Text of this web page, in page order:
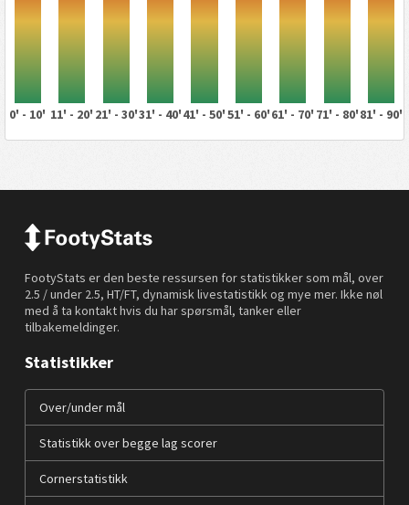
0' - 10' 11' - 20' 21' - 30'31' - 40'41' - 50'51' - 60'61' - 70' 71' - 80'81' - 90'
FootyStats er den beste ressursen for statistikker som mål, over
2.5 / under 2.5, HT/FT, dynamisk livestatistikk og mye mer. Ikke nøl
med å ta kontakt hvis du har spørsmål, tanker eller
tilbakemeldinger.
Statistikker
Over/under mål
Statistikk over begge lag scorer
Cornerstatistikk